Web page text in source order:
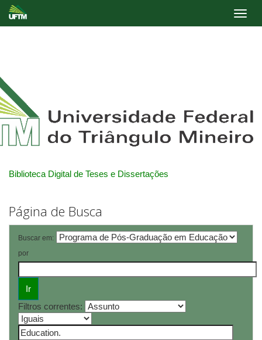
Biblioteca Digital de Teses e Dissertações
Página de Busca
Buscar em:
por
Filtros correntes: